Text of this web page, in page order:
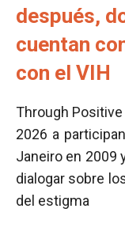
después,
cuentan
con el VIH
Through Positive
2026 a
Janeiro en 2009
dialogar sobre
del estigma